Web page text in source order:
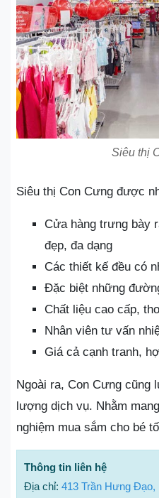
Siêu thị
Siêu thị Con Cưng được
Cửa hàng trưng bày
đẹp, đa dạng
Các thiết kế đều có
Đặc biệt những
Chất liệu cao cấp,
Nhân viên tư vấn
Giá cả cạnh tranh,
Ngoài ra, Con Cưng cũng
lượng dịch vụ. Nhằm
nghiệm mua sắm cho bé
Thông tin liên hệ
Địa chỉ: 413 Trần Hưng